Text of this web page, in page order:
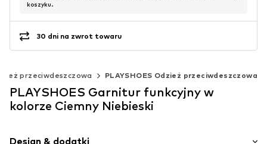
koszyku.
30 dni na zwrot towaru
przeciwdeszczowa PLAYSHOES Odzież przeciwdeszczowa
PLAYSHOES Garnitur funkcyjny w
kolorze Ciemny Niebieski
Design & dodatki